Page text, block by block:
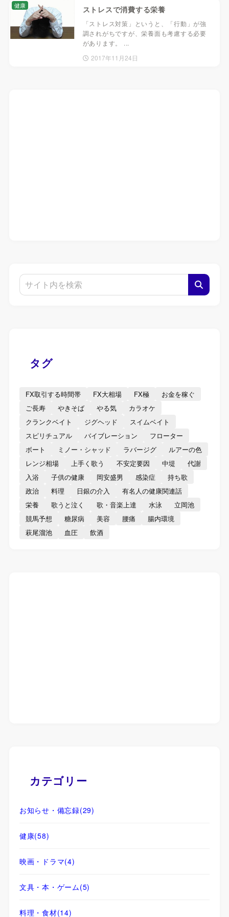
ストレスで消費する栄養
「ストレス対策」というと、「行動」が強
調されがちですが、栄養面も考慮する必要
があります。 ...
2017年11月24日
健康
タグ
FX取引する時間帯 FX大相場 FX極
お金を稼ぐ
ご長寿
やきそば やる気
カラオケ
クランクベイト
ジグヘッド
スイムベイト
スピリチュアル
バイブレーション
フローター
ボート
ミノー・シャッド ラバージグ
ルアーの色
レンジ相場
上手く歌う 不安定要因 中堤
代謝
入浴
子供の健康 岡安盛男 感染症
持ち歌
政治
料理 日銀の介入
有名人の健康関連話
栄養
歌うと泣く 歌・音楽上達 水泳
立岡池
競馬予想
糖尿病 美容 腰痛
腸内環境
萩尾溜池
血圧 飲酒
カテゴリー
お知らせ・備忘録(29)
健康(58)
映画・ドラマ(4)
文具・本・ゲーム(5)
料理・食材(14)